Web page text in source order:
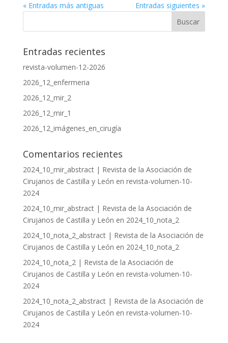
« Entradas más antiguas Entradas siguientes »
Entradas recientes
revista-volumen-12-2026
2026_12_enfermeria
2026_12_mir_2
2026_12_mir_1
2026_12_imágenes_en_cirugía
Comentarios recientes
2024_10_mir_abstract | Revista de la Asociación de
Cirujanos de Castilla y León en revista-volumen-10-
2024
2024_10_mir_abstract | Revista de la Asociación de
Cirujanos de Castilla y León en 2024_10_nota_2
2024_10_nota_2_abstract | Revista de la Asociación de
Cirujanos de Castilla y León en 2024_10_nota_2
2024_10_nota_2 | Revista de la Asociación de
Cirujanos de Castilla y León en revista-volumen-10-
2024
2024_10_nota_2_abstract | Revista de la Asociación de
Cirujanos de Castilla y León en revista-volumen-10-
2024